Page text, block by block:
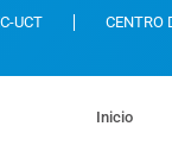
UCT CENTRO
Inicio